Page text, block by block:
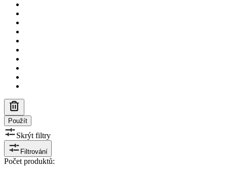
Použít
Skrýt filtry
Filtrování
Počet produktů: